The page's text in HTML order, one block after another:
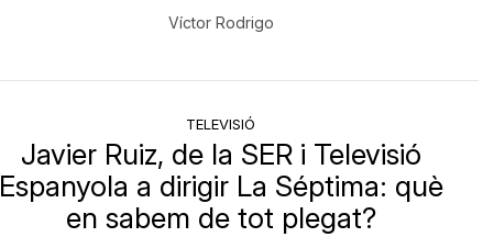
Víctor Rodrigo
TELEVISIÓ
Javier Ruiz, de la SER i Televisió
Espanyola a dirigir La Séptima: què
en sabem de tot plegat?